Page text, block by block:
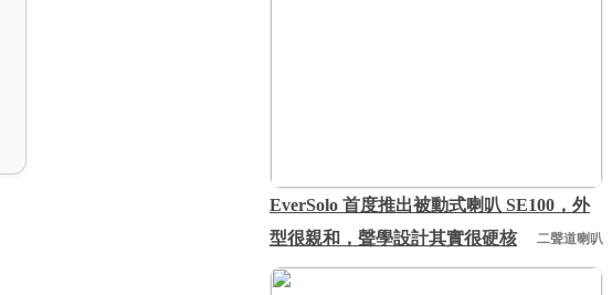
EverSolo 首度推出被動式喇叭 SE100，外
型很親和，聲學設計其實很硬核
二聲道喇叭